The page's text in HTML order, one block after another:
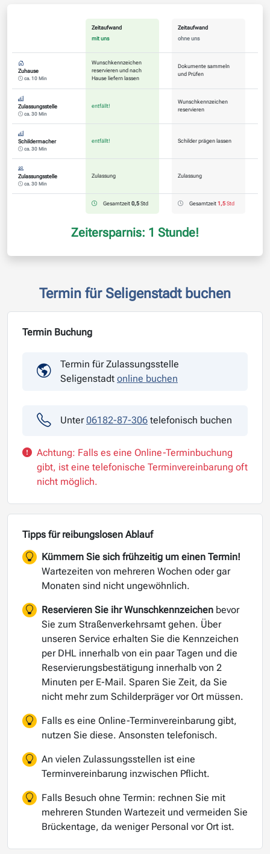
Zeitaufwand
mit uns
Zeitaufwand
ohne uns
Zuhause
ca. 10 Min
Wunschkennzeichen
reservieren und nach
Hause liefern lassen
Dokumente sammeln
und Prüfen
Zulassungsstelle
ca. 30 Min
entfällt!
Wunschkennzeichen
reservieren
Schildermacher
ca. 30 Min
entfällt! Schilder prägen lassen
Zulassungsstelle
ca. 30 Min
Zulassung Zulassung
Gesamtzeit 0,5 Std Gesamtzeit 1,5 Std
Zeitersparnis: 1 Stunde!
Termin für Seligenstadt buchen
Termin Buchung
Termin für Zulassungsstelle
Seligenstadt online buchen
Unter06182-87-306 telefonisch buchen
Achtung: Falls es eine Online-Terminbuchung
gibt, ist eine telefonische Terminvereinbarung oft
nicht möglich.
Tipps für reibungslosen Ablauf
Kümmern Sie sich frühzeitig um einen Termin!
Wartezeiten von mehreren Wochen oder gar
Monaten sind nicht ungewöhnlich.
Reservieren Sie ihr Wunschkennzeichen bevor
Sie zum Straßenverkehrsamt gehen. Über
unseren Service erhalten Sie die Kennzeichen
per DHL innerhalb von ein paar Tagen und die
Reservierungsbestätigung innerhalb von 2
Minuten per E-Mail. Sparen Sie Zeit, da Sie
nicht mehr zum Schilderpräger vor Ort müssen.
Falls es eine Online-Terminvereinbarung gibt,
nutzen Sie diese. Ansonsten telefonisch.
An vielen Zulassungsstellen ist eine
Terminvereinbarung inzwischen Pflicht.
Falls Besuch ohne Termin: rechnen Sie mit
mehreren Stunden Wartezeit und vermeiden Sie
Brückentage, da weniger Personal vor Ort ist.